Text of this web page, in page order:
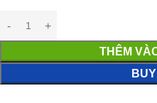
THÊM